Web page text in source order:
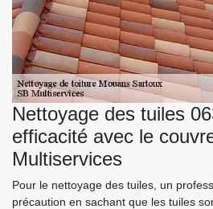
Nettoyage des tuiles
efficacité avec le
Multiservices
Pour le nettoyage des tuiles, un
précaution en sachant que les tuiles